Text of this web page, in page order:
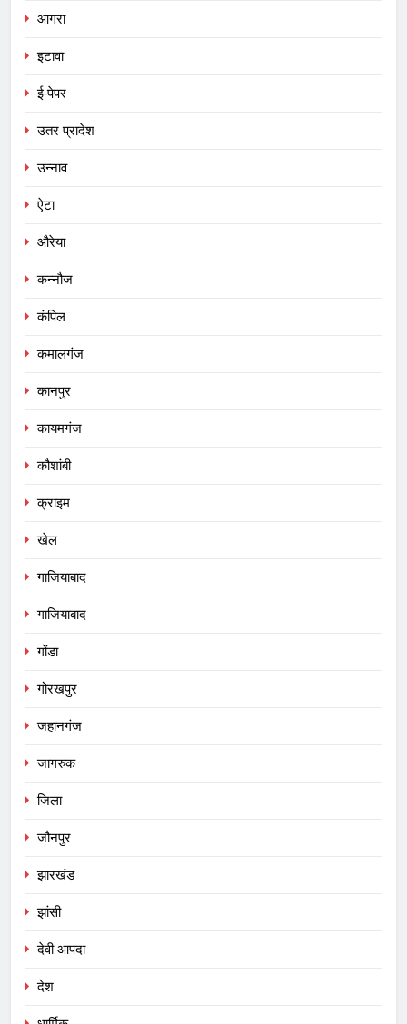
आगरा
इटावा
ई-पेपर
उतर प्रादेश
उन्नाव
ऐटा
औरेया
कन्नौज
कंपिल
कमालगंज
कानपुर
कायमगंज
कौशांबी
क्राइम
खेल
गाजियाबाद
गाजियाबाद
गोंडा
गोरखपुर
जहानगंज
जागरुक
जिला
जौनपुर
झारखंड
झांसी
देवी आपदा
देश